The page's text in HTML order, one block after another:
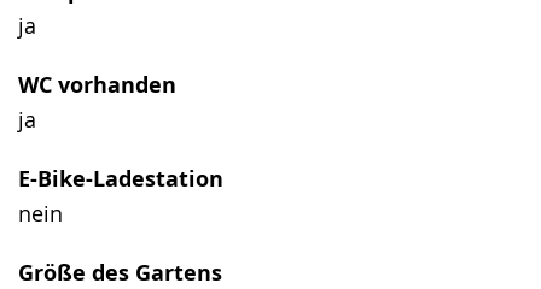
ja
WC vorhanden
ja
E-Bike-Ladestation
nein
Größe des Gartens